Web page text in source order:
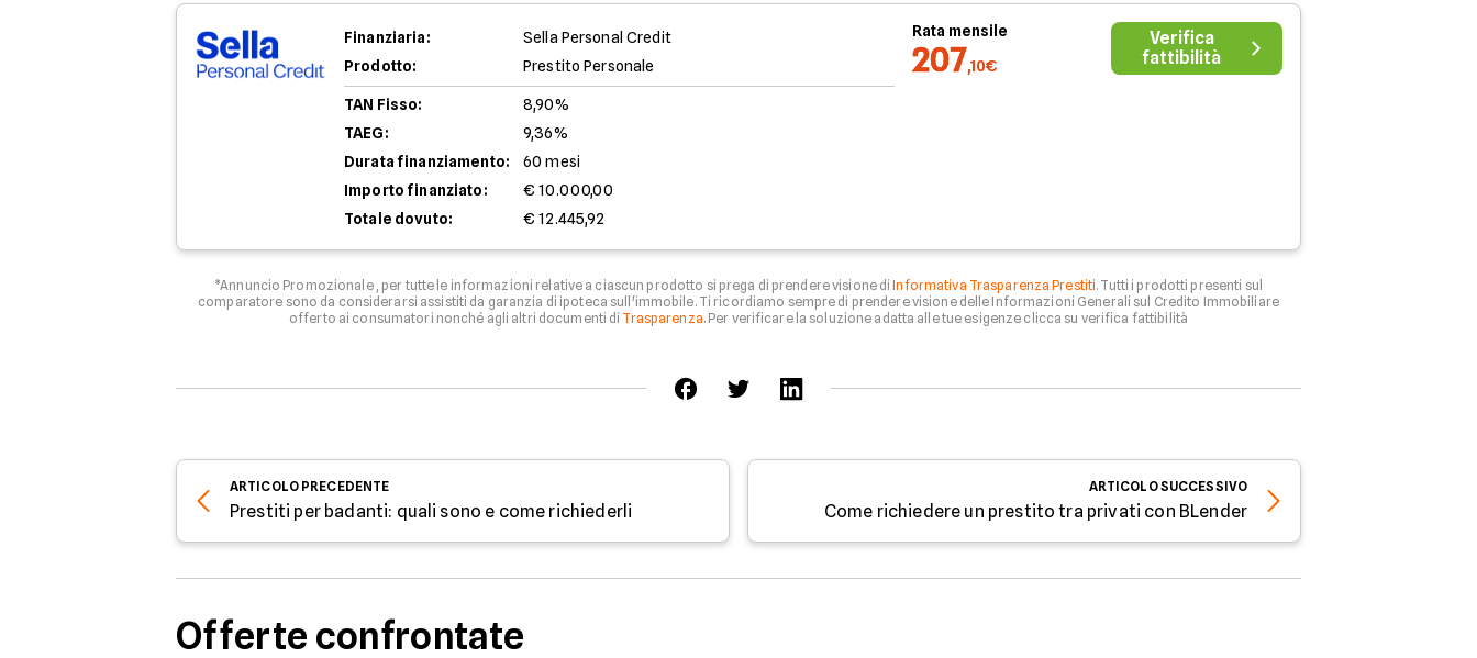
Finanziaria:
Sella Personal Credit
Prodotto:
Prestito Personale
TAN Fisso:
8,90%
TAEG:
9,36%
Durata finanziamento:
60 mesi
Importo finanziato:
€ 10.000,00
Totale dovuto:
€ 12.445,92
Rata mensile
207,10€
Verifica
fattibilità
*Annuncio Promozionale , per tutte le informazioni relative a ciascun prodotto si prega di prendere visione diInformativa Trasparenza Prestiti. Tutti i prodotti presenti sul
comparatore sono da considerarsi assistiti da garanzia di ipoteca sull'immobile. Ti ricordiamo sempre di prendere visione delle Informazioni Generali sul Credito Immobiliare
offerto ai consumatori nonché agli altri documenti di Trasparenza. Per verificare la soluzione adatta alle tue esigenze clicca su verifica fattibilità
ARTICOLO PRECEDENTE
Prestiti per badanti: quali sono e come richiederli
ARTICOLOSUCCESSIVO
Come richiedere un prestito tra privati con BLender
Offerte confrontate